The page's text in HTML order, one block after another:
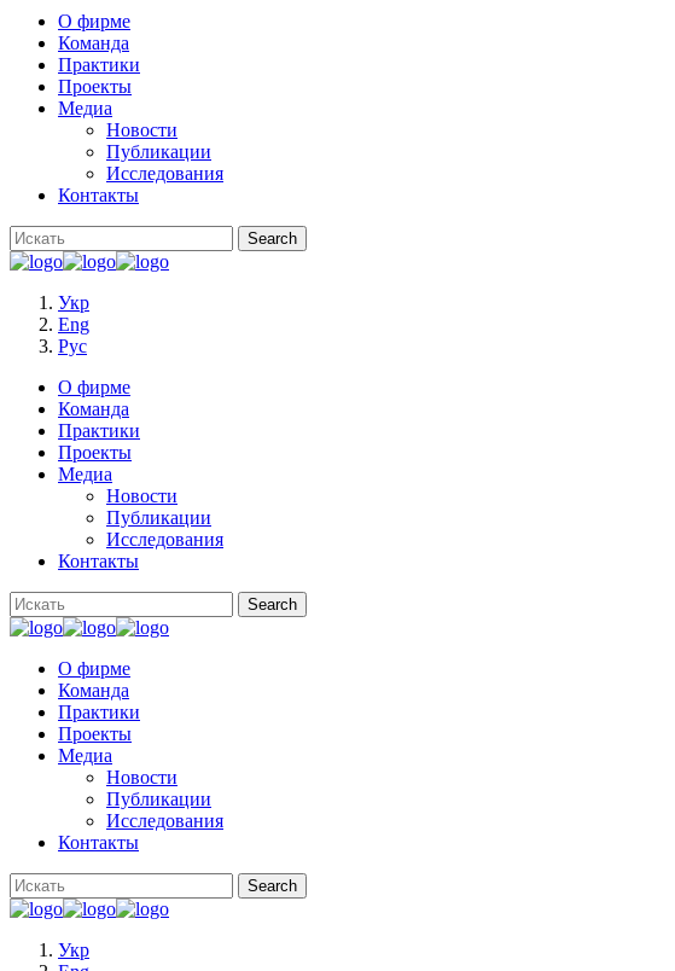
О фирме
Команда
Практики
Проекты
Медиа
Новости
Публикации
Исследования
Контакты
Укр
Eng
Рус
О фирме
Команда
Практики
Проекты
Медиа
Новости
Публикации
Исследования
Контакты
О фирме
Команда
Практики
Проекты
Медиа
Новости
Публикации
Исследования
Контакты
Укр